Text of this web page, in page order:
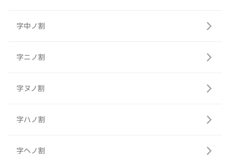
字中ノ割
字ニノ割
字ヌノ割
字ハノ割
字ヘノ割